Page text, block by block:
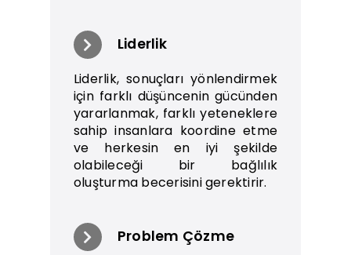
Liderlik
Liderlik, sonuçları yönlendirmek
için farklı düşüncenin gücünden
yararlanmak, farklı yeteneklere
sahip insanlara koordine etme
ve herkesin en iyi şekilde
olabileceği bir bağlılık
oluşturma becerisini gerektirir.
Problem Çözme